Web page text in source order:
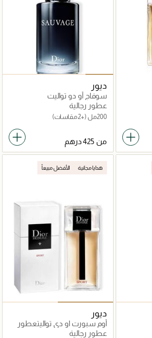
ديور
سوفاج أو دو تواليت
عطور رجالية
200مل (+2 مقاسات)
من
هدايا مجانية الأفضل مبيعاً
ديور
أوم سبورت او دي تواليتعطور
عطور رجالية